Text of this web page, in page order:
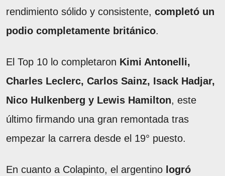
rendimiento sólido y consistente, completó un
podio completamente británico.
El Top 10 lo completaron Kimi Antonelli,
Charles Leclerc, Carlos Sainz, Isack Hadjar,
Nico Hulkenberg y Lewis Hamilton, este
último firmando una gran remontada tras
empezar la carrera desde el 19° puesto.
En cuanto a Colapinto, el argentino logró